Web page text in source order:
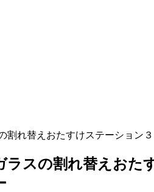
割れ替えおたすけステーション
ラスの割れ替えおた